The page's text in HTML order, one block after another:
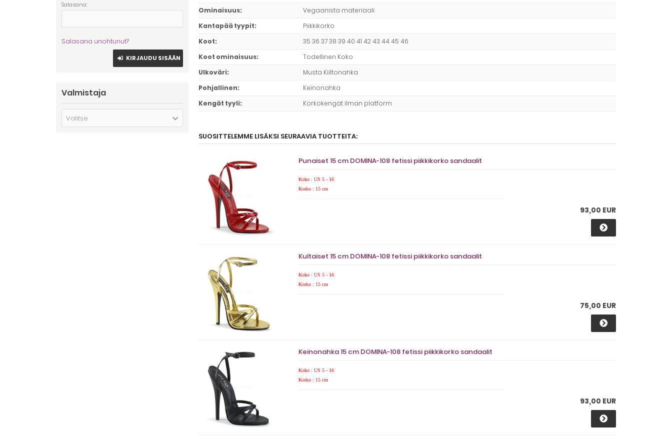
Ominaisuus:
Vegaanista materiaali
Kantapää tyypit:
Piikkikorko
Koot:
35 36 37 38 39 40 41 42 43 44 45 46
Koot ominaisuus:
Todellinen Koko
Ulkoväri:
Musta Kiiltonahka
Pohjallinen:
Keinonahka
Kengät tyyli: Korkokengät ilman platform
SUOSITTELEMME LISÄKSI SEURAAVIA TUOTTEITA:
Punaiset 15 cm DOMINA-108 fetissi piikkikorko sandaalit
Koko : US 5 - 16
Korko : 15 cm
93,00 EUR
Kultaiset 15 cm DOMINA-108 fetissi piikkikorko sandaalit
Koko : US 5 - 16
Korko : 15 cm
75,00 EUR
Keinonahka 15 cm DOMINA-108 fetissi piikkikorko sandaalit
Koko : US 5 - 16
Korko : 15 cm
93,00 EUR
Salasana:
Salasana unohtunut?
KIRJAUDU SISÄÄN
Valmistaja
Valitse